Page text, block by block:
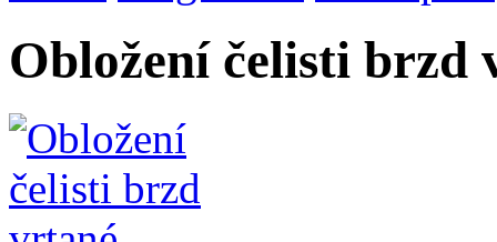
Obložení čelisti brzd